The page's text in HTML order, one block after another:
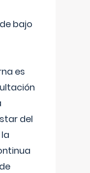
bajo
es
del